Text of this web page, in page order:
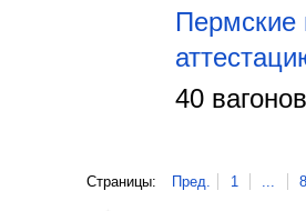
Пермские
40
Страницы: Пред. 1